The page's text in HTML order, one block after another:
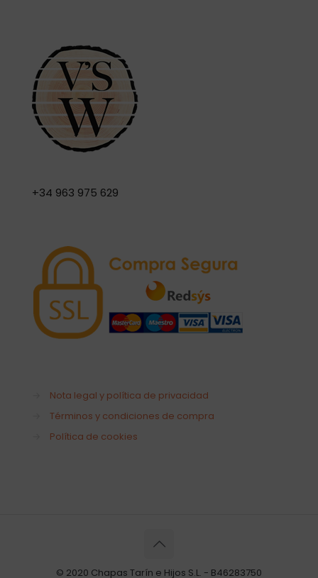
+34 963 975 629
Nota legal y política de privacidad
Términos y condiciones de compra
Política de cookies
© 2020 Chapas Tarín e Hijos S.L. - B46283750